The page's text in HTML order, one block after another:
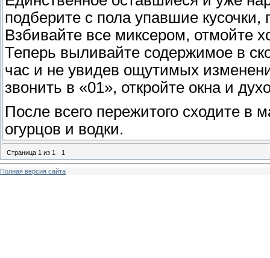
подберите с пола упавшие кусочки,
Взбивайте все миксером, отмойте
Теперь выливайте содержимое в
час и не увидев ощутимых
звонить в «01», откройте окна и
После всего пережитого сходите в
огурцов и водки.
Страница 1 из 1 1
Полная версия сайта